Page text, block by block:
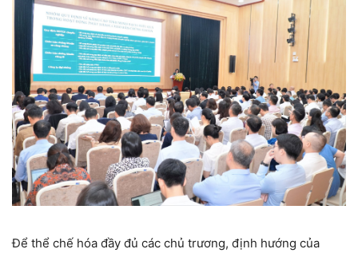
Để thể chế hóa đầy đủ các chủ trương, định hướng của